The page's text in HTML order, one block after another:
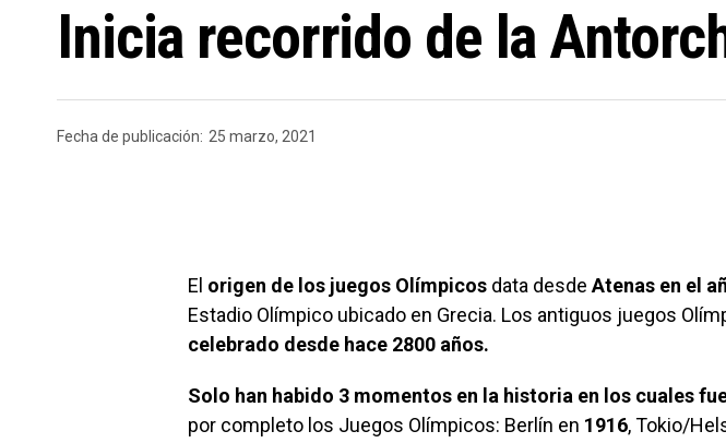
Inicia recorrido de la
Fecha de publicación: 25 marzo, 2021
El origen de los juegos Olímpicos data desde Atenas en el
Estadio Olímpico ubicado en Grecia. Los antiguos juegos
celebrado desde hace 2800 años.
Solo han habido 3 momentos en la historia en los cuales
por completo los Juegos Olímpicos: Berlín en 1916, Tokio/